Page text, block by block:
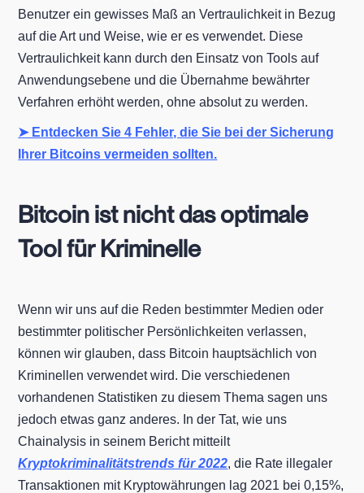
Benutzer ein gewisses Maß an Vertraulichkeit in Bezug
auf die Art und Weise, wie er es verwendet. Diese
Vertraulichkeit kann durch den Einsatz von Tools auf
Anwendungsebene und die Übernahme bewährter
Verfahren erhöht werden, ohne absolut zu werden.
➤ Entdecken Sie 4 Fehler, die Sie bei der Sicherung
Ihrer Bitcoins vermeiden sollten.
Bitcoin ist nicht das optimale
Tool für Kriminelle
Wenn wir uns auf die Reden bestimmter Medien oder
bestimmter politischer Persönlichkeiten verlassen,
können wir glauben, dass Bitcoin hauptsächlich von
Kriminellen verwendet wird. Die verschiedenen
vorhandenen Statistiken zu diesem Thema sagen uns
jedoch etwas ganz anderes. In der Tat, wie uns
Chainalysis in seinem Bericht mitteilt
Kryptokriminalitätstrends für 2022, die Rate illegaler
Transaktionen mit Kryptowährungen lag 2021 bei 0,15%,